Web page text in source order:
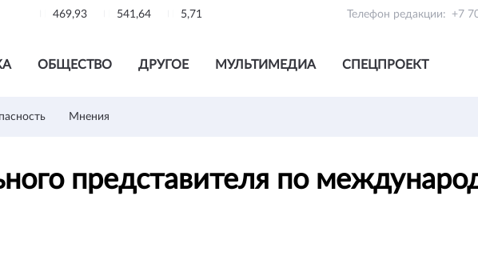
469,93 541,64 5,71 Телефон редакции: +7
ОБЩЕСТВО ДРУГОЕ МУЛЬТИМЕДИА СПЕЦПРОЕКТ
Мнения
представителя по